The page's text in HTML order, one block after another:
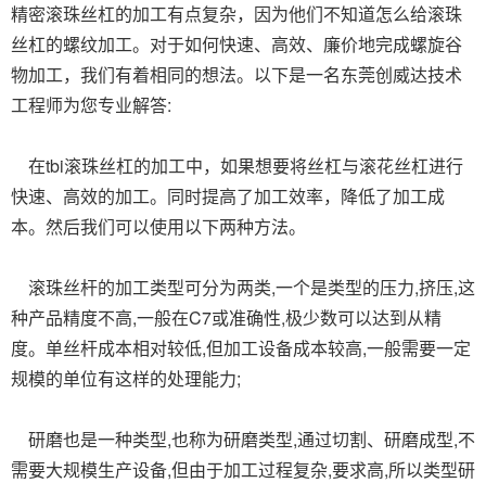
精密滚珠丝杠的加工有点复杂，因为他们不知道怎么给滚珠
丝杠的螺纹加工。对于如何快速、高效、廉价地完成螺旋谷
物加工，我们有着相同的想法。以下是一名东莞创威达技术
工程师为您专业解答:
在tbi滚珠丝杠的加工中，如果想要将丝杠与滚花丝杠进行
快速、高效的加工。同时提高了加工效率，降低了加工成
本。然后我们可以使用以下两种方法。
滚珠丝杆的加工类型可分为两类,一个是类型的压力,挤压,这
种产品精度不高,一般在C7或准确性,极少数可以达到从精
度。单丝杆成本相对较低,但加工设备成本较高,一般需要一定
规模的单位有这样的处理能力;
研磨也是一种类型,也称为研磨类型,通过切割、研磨成型,不
需要大规模生产设备,但由于加工过程复杂,要求高,所以类型研